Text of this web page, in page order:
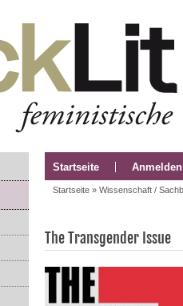
Startseite Anmelden
Startseite » Wissenschaft /
The Transgender Issue